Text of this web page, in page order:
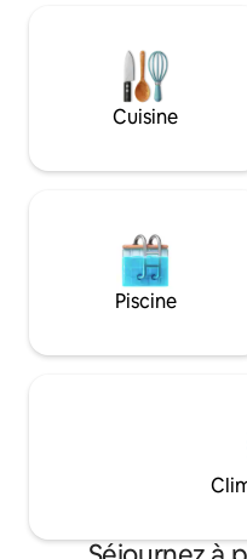
75 pouces - Tous les
de streaming - Playstation
- Cuisine équipée ; -
linge ; - Wi-Fi haute
l'arrière-cour
Cuisine
Piscine